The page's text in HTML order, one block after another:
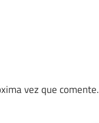
vez que comente.